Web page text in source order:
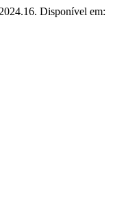
Disponível em: